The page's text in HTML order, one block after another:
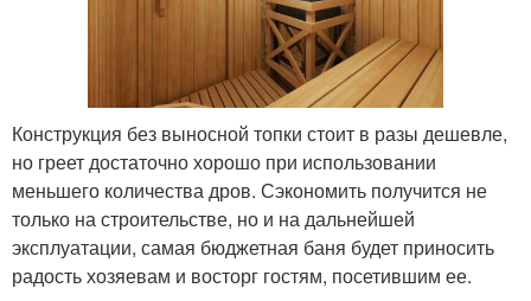
Конструкция без выносной топки стоит в разы дешевле,
но греет достаточно хорошо при использовании
меньшего количества дров. Сэкономить получится не
только на строительстве, но и на дальнейшей
эксплуатации, самая бюджетная баня будет приносить
радость хозяевам и восторг гостям, посетившим ее.